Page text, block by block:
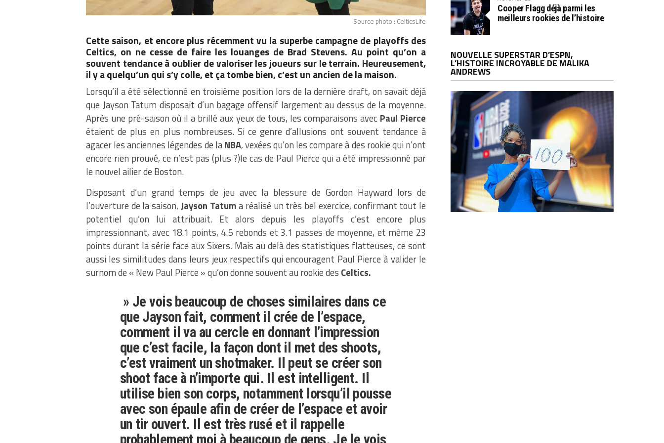
Source photo : CelticsLife
Cette saison, et encore plus récemment vu la superbe campagne de playoffs des
Celtics, on ne cesse de faire les louanges de Brad Stevens. Au point qu’on a
souvent tendance à oublier de valoriser les joueurs sur le terrain. Heureusement,
il y a quelqu’un qui s’y colle, et ça tombe bien, c’est un ancien de la maison.
Lorsqu’il a été sélectionné en troisième position lors de la dernière draft, on savait déjà
que Jayson Tatum disposait d’un bagage offensif largement au dessus de la moyenne.
Après une pré-saison où il a brillé aux yeux de tous, les comparaisons avec Paul Pierce
étaient de plus en plus nombreuses. Si ce genre d’allusions ont souvent tendance à
agacer les anciennes légendes de laNBA, vexées qu’on les compare à des rookie qui n’ont
encore rien prouvé, ce n’est pas (plus ?)le cas de Paul Pierce qui a été impressionné par
le nouvel ailier de Boston.
Disposant d’un grand temps de jeu avec la blessure de Gordon Hayward lors de
l’ouverture de la saison, Jayson Tatuma réalisé un très bel exercice, confirmant tout le
potentiel qu’on lui attribuait. Et alors depuis les playoffs c’est encore plus
impressionnant, avec 18.1 points, 4.5 rebonds et 3.1 passes de moyenne, et même 23
points durant la série face aux Sixers. Mais au delà des statistiques flatteuses, ce sont
aussi les similitudes dans leurs jeux respectifs qui encouragent Paul Pierce à valider le
surnom de « New Paul Pierce » qu’on donne souvent au rookie des Celtics.
» Je vois beaucoup de choses similaires dans ce
que Jayson fait, comment il crée de l’espace,
comment il va au cercle en donnant l’impression
que c’est facile, la façon dont il met des shoots,
c’est vraiment un shotmaker. Il peut se créer son
shoot face à n’importe qui. Il est intelligent. Il
utilise bien son corps, notamment lorsqu’il pousse
avec son épaule afin de créer de l’espace et avoir
un tir ouvert. Il est très rusé et il rappelle
probablement moi à beaucoup de gens. Je le vois
Cooper Flagg déjà parmi les
meilleurs rookies de l’histoire
NOUVELLE SUPERSTAR D’ESPN,
L’HISTOIRE INCROYABLE DE MALIKA
ANDREWS